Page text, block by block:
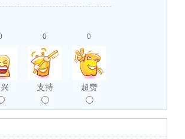
0
支持
0
超赞